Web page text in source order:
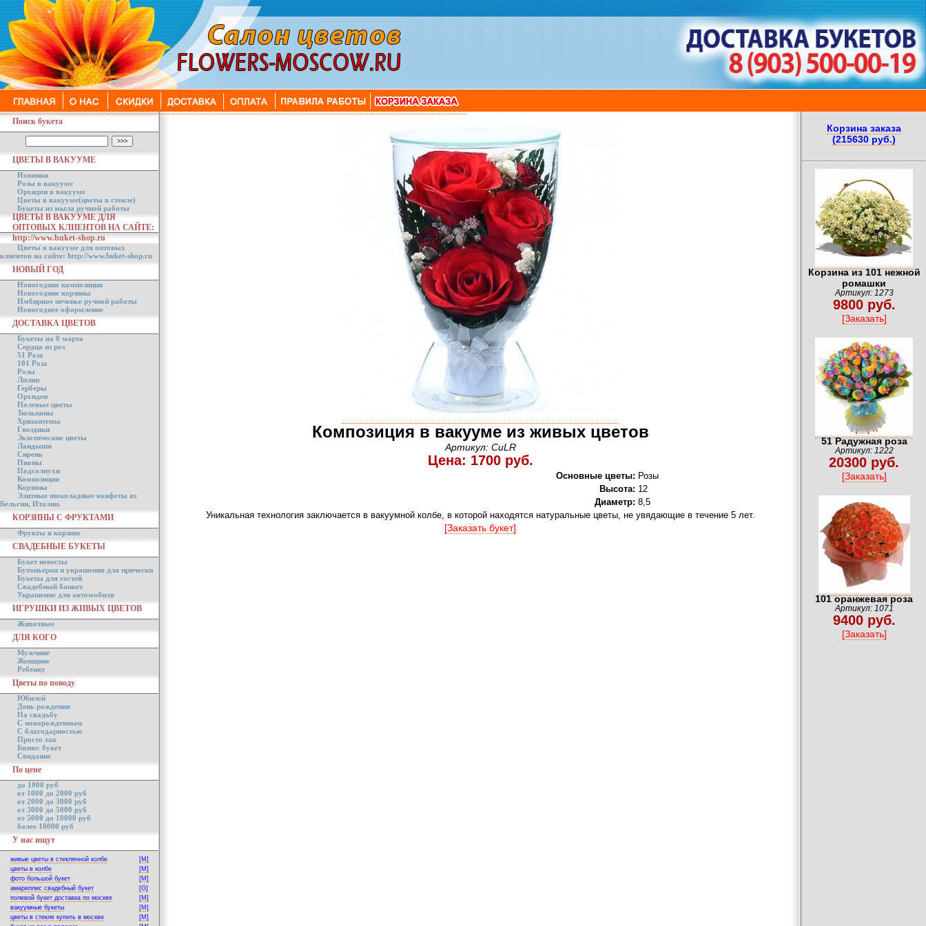
Поиск букета
ЦВЕТЫ В ВАКУУМЕ
Новинки
Розы в вакууме
Орхидеи в вакууме
Цветы в вакууме(цветы в стекле)
Букеты из мыла ручной работы
ЦВЕТЫ В ВАКУУМЕ ДЛЯ
ОПТОВЫХ КЛИЕНТОВ НА САЙТЕ:
http://www.buket-shop.ru
Цветы в вакууме для оптовых
клиентов на сайте: http://www.buket-shop.ru
НОВЫЙ ГОД
Новогодние композиции
Новогодние корзины
Имбирное печенье ручной работы
Новогоднее оформление
ДОСТАВКА ЦВЕТОВ
Букеты на 8 марта
Сердца из роз
51 Роза
101 Роза
Розы
Лилии
Герберы
Орхидеи
Полевые цветы
Тюльпаны
Хризантемы
Гвоздики
Экзотические цветы
Ландыши
Сирень
Пионы
Подсолнухи
Композиции
Корзины
Элитные шоколадные конфеты из
Бельгии, Италии.
КОРЗИНЫ С ФРУКТАМИ
Фрукты в корзине
СВАДЕБНЫЕ БУКЕТЫ
Букет невесты
Бутоньерки и украшения для прически
Букеты для гостей
Свадебный банкет
Украшение для автомобиля
ИГРУШКИ ИЗ ЖИВЫХ ЦВЕТОВ
Животные
ДЛЯ КОГО
Мужчине
Женщине
Ребенку
Цветы по поводу
Юбилей
День рождения
На свадьбу
С новорожденным
С благодарностью
Просто так
Бизнес букет
Свидание
По цене
до 1000 руб
от 1000 до 2000 руб
от 2000 до 3000 руб
от 3000 до 5000 руб
от 5000 до 10000 руб
более 10000 руб
У нас ищут
живые цветы в стеклянной колбе
[M]
цветы в колбе
[M]
фото большой букет
[M]
амариллис свадебный букет
[G]
полевой букет доставка по москве
[M]
вакуумные букеты
[M]
цветы в стекле купить в москве
[M]
Композиция в вакууме из живых цветов
Артикул: CuLR
Цена: 1700 руб.
Основные цветы: Розы
Высота: 12
Диаметр: 8,5
Уникальная технология заключается в вакуумной колбе, в которой находятся натуральные цветы, не увядающие в течение 5 лет.
[Заказать букет]
Корзина заказа
(215630 руб.)
Корзина из 101 нежной
ромашки
Артикул: 1273
9800 руб.
[Заказать]
51 Радужная роза
Артикул: 1222
20300 руб.
[Заказать]
101 оранжевая роза
Артикул: 1071
9400 руб.
[Заказать]